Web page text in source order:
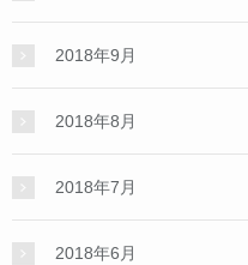
2018年9月
2018年8月
2018年7月
2018年6月